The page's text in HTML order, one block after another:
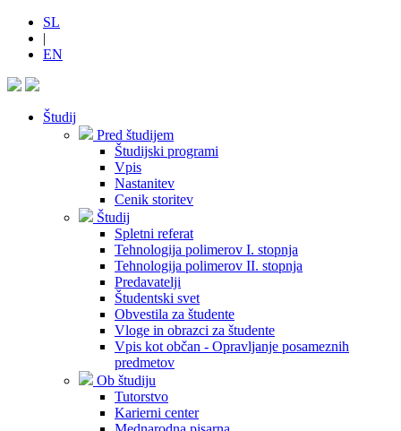
SL
|
EN
Študij
Pred študijem
Študijski programi
Vpis
Nastanitev
Cenik storitev
Študij
Spletni referat
Tehnologija polimerov I. stopnja
Tehnologija polimerov II. stopnja
Predavatelji
Študentski svet
Obvestila za študente
Vloge in obrazci za študente
Vpis kot občan - Opravljanje posameznih
predmetov
Ob študiju
Tutorstvo
Karierni center